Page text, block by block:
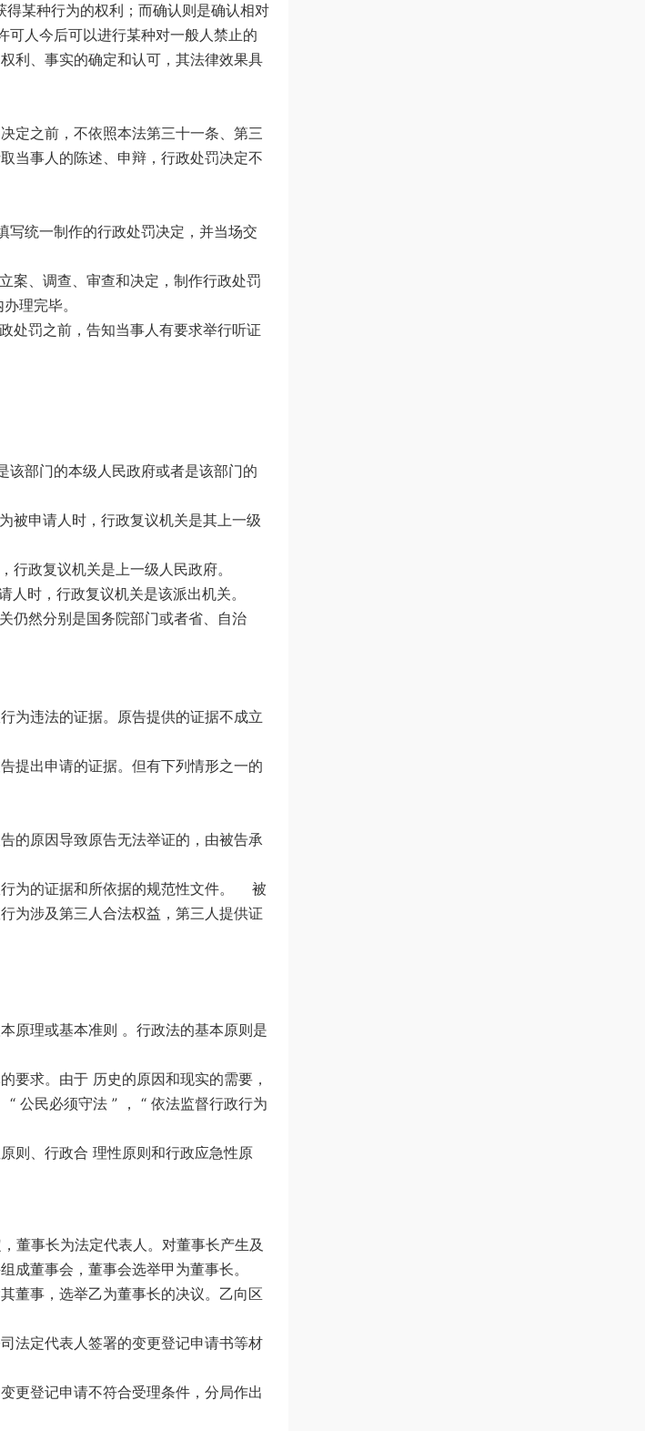
某种行为的权利；而确认则是确认相对
可人今后可以进行某种对一般人禁止的
利、事实的确定和认可，其法律效果具
定之前，不依照本法第三十一条、第三
当事人的陈述、申辩，行政处罚决定不
写统一制作的行政处罚决定，并当场交
案、调查、审查和决定，制作行政处罚
理完毕。
处罚之前，告知当事人有要求举行听证
部门的本级人民政府或者是该部门的
被申请人时，行政复议机关是其上一级
政复议机关是上一级人民政府。
时，行政复议机关是该派出机关。
仍然分别是国务院部门或者省、自治
为违法的证据。原告提供的证据不成立
提出申请的证据。但有下列情形之一的
的原因导致原告无法举证的，由被告承
行为的证据和所依据的规范性文件。 被
为涉及第三人合法权益，第三人提供证
原理或基本准则 。行政法的基本原则是
要求。由于 历史的原因和现实的需要，
公民必须守法 ” ， “ 依法监督行政行为
则、行政合 理性原则和行政应急性原
董事长为法定代表人。对董事长产生及
成董事会，董事会选举甲为董事长。
董事，选举乙为董事长的决议。乙向区
法定代表人签署的变更登记申请书等材
更登记申请不符合受理条件，分局作出